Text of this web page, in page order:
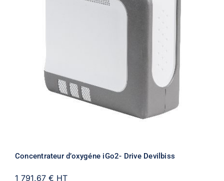
Concentrateur d’oxygéne iGo2- Drive Devilbiss
1 791,67 € HT